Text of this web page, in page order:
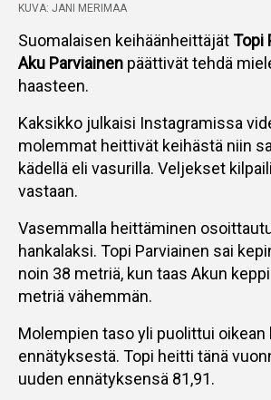
KUVA: JANI MERIMAA
Suomalaisen keihäänheittäjätTopi
Aku Parviainen päättivät tehdä
haasteen.
Kaksikko julkaisi Instagramissa
molemmat heittivät keihästä niin
kädellä eli vasurilla. Veljekset
vastaan.
Vasemmalla heittäminen
hankalaksi. Topi Parviainen sai
noin 38 metriä, kun taas Akun
metriä vähemmän.
Molempien taso yli puolittui oikean
ennätyksestä. Topi heitti tänä
uuden ennätyksensä 81,91.